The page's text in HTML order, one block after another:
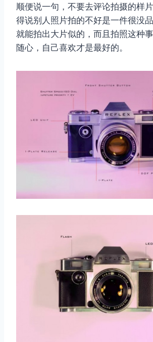
顺便说一句，不要去评论拍摄的样
得说别人照片拍的不好是一件很没
就能拍出大片似的，而且拍照这种
随心，自己喜欢才是最好的。